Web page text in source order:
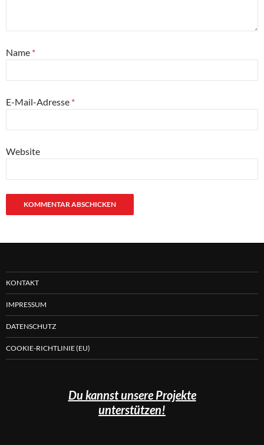
Name *
E-Mail-Adresse *
Website
KONTAKT
IMPRESSUM
DATENSCHUTZ
COOKIE-RICHTLINIE (EU)
Du kannst unsere Projekte
unterstützen!